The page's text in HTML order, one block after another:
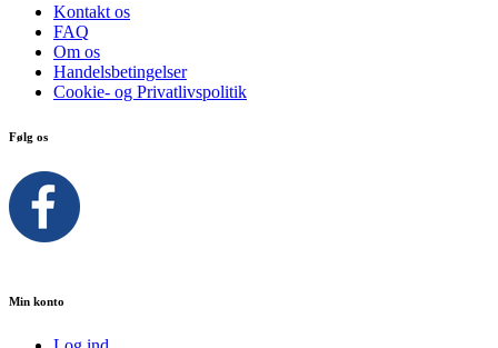
Kontakt os
FAQ
Om os
Handelsbetingelser
Cookie- og Privatlivspolitik
Følg os
Min konto